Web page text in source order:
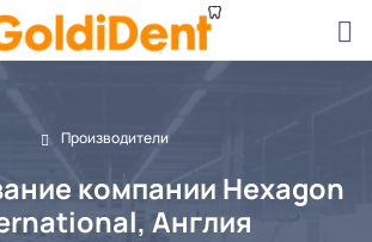
Производители
компании Hexagon
Англия